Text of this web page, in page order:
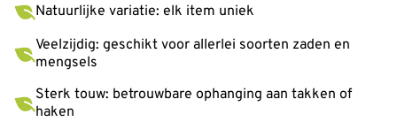
Natuurlijke variatie: elk item uniek
Veelzijdig: geschikt voor allerlei soorten zaden en
mengsels
Sterk touw: betrouwbare ophanging aan takken of
haken